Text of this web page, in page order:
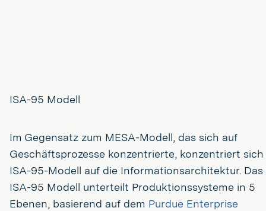
ISA-95 Modell
Im Gegensatz zum MESA-Modell, das sich auf
Geschäftsprozesse konzentrierte, konzentriert sich
ISA-95-Modell auf die Informationsarchitektur. Das
ISA-95 Modell unterteilt Produktionssysteme in 5
Ebenen, basierend auf dem Purdue Enterprise